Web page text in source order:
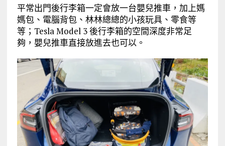
平常出門後行李箱一定會放一台嬰兒推車，加上媽
媽包、電腦背包、林林總總的小孩玩具、零食等
等；Tesla Model 3 後行李箱的空間深度非常足
夠，嬰兒推車直接放進去也可以。